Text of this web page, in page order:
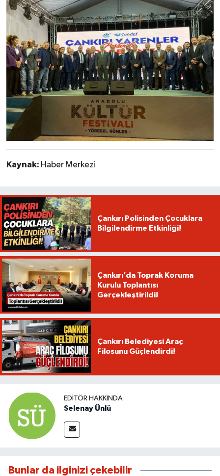
Kaynak: Haber Merkezi
Çankırı Polisinden Çocuklara
Bilgilendirme Etkinliği!
Çankırı’da Toprak Koruma
Kurulu Toplantısı
Gerçekleştirildi!
Çankırı Belediyesi Araç
Filosunu Güçlendirdi!
EDITÖR HAKKINDA
Selenay Ünlü
Bunlar da ilginizi çekebilir